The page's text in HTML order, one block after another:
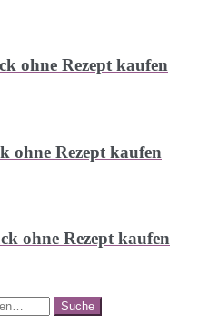
ohne Rezept kaufen
ohne Rezept kaufen
ohne Rezept kaufen